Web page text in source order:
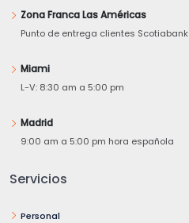
Zona Franca Las Américas
Punto de entrega clientes Scotiabank
Miami
L-V: 8:30 am a 5:00 pm
Madrid
9:00 am a 5:00 pm hora española
Servicios
Personal